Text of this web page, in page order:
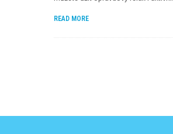
READ MORE